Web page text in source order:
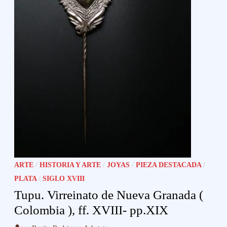
ARTE /HISTORIA Y ARTE /JOYAS /PIEZA DESTACADA /
PLATA /SIGLO XVIII
Tupu. Virreinato de Nueva Granada (
Colombia ), ff. XVIII- pp.XIX